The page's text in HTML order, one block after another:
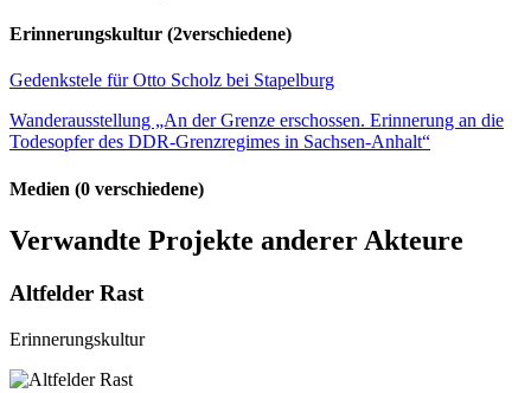
Erinnerungskultur (2verschiedene)
Gedenkstele für Otto Scholz bei Stapelburg
Wanderausstellung „An der Grenze erschossen. Erinnerung an die
Todesopfer des DDR-Grenzregimes in Sachsen-Anhalt“
Medien (0 verschiedene)
Verwandte Projekte anderer Akteure
Altfelder Rast
Erinnerungskultur